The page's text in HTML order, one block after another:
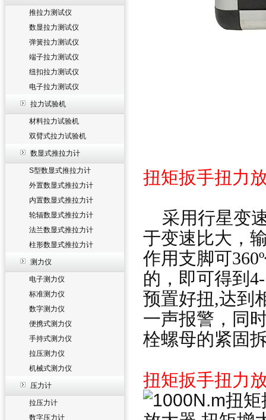
推拉力测试仪
数显拉力测试仪
弹簧拉力测试仪
端子拉力测试仪
纽扣拉力测试仪
电子拉力测试仪
拉力试验机
材料拉力试验机
双臂式拉力试验机
数显式推拉力计
S型数显式推拉力计
外置数显式推拉力计
内置数显式推拉力计
轮辐数显式推拉力计
法兰数显式推拉力计
柱形数显式推拉力计
测力仪
电子测力仪
标准测力仪
数字测力仪
便携式测力仪
手持式测力仪
拉压测力仪
机械式测力仪
压力计
拉压力计
数字压力计
扭矩扳手扭力
采用行星变
于变速比大，
作用支脚可
的，即可得到
预置好扭,达到
一声报警，同
栓螺母的紧固
扭矩扳手扭力